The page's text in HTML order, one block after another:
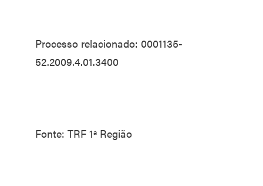
Processo relacionado: 0001135-
52.2009.4.01.3400
Fonte: TRF 1ª Região